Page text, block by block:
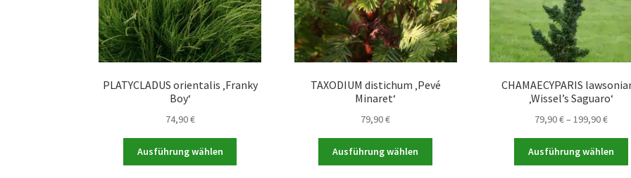
PLATYCLADUS orientalis ‚Franky
Boy‘
74,90€
Ausführung wählen
TAXODIUM distichum ‚Pevé
Minaret‘
79,90€
Ausführung wählen
CHAMAECYPARIS
‚Wissel’s Saguaro‘
79,90€– 199,90€
bis
199,90
Ausführung wählen